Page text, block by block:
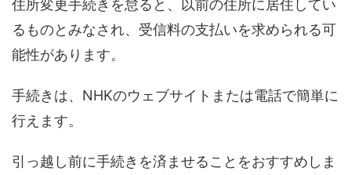
住所変更手続きを怠ると、以前の住所に居住してい
るものとみなされ、受信料の支払いを求められる可
能性があります。
手続きは、NHKのウェブサイトまたは電話で簡単に
行えます。
引っ越し前に手続きを済ませることをおすすめしま